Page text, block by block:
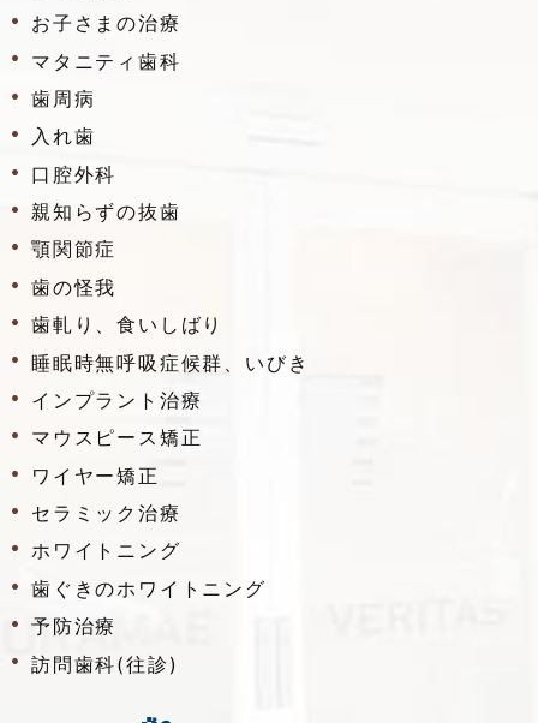
お子さまの治療
マタニティ歯科
歯周病
入れ歯
口腔外科
親知らずの抜歯
顎関節症
歯の怪我
歯軋り、食いしばり
睡眠時無呼吸症候群、いびき
インプラント治療
マウスピース矯正
ワイヤー矯正
セラミック治療
ホワイトニング
歯ぐきのホワイトニング
予防治療
訪問歯科(往診)